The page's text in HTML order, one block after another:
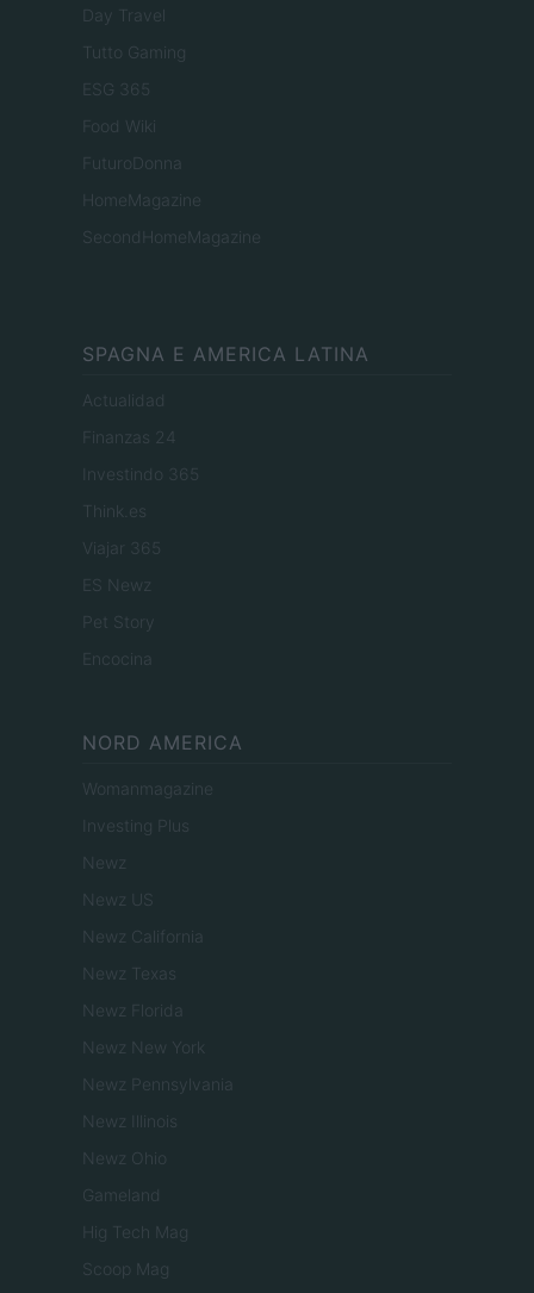
Day Travel
Tutto Gaming
ESG 365
Food Wiki
FuturoDonna
HomeMagazine
SecondHomeMagazine
SPAGNA E AMERICA LATINA
Actualidad
Finanzas 24
Investindo 365
Think.es
Viajar 365
ES Newz
Pet Story
Encocina
NORD AMERICA
Womanmagazine
Investing Plus
Newz
Newz US
Newz California
Newz Texas
Newz Florida
Newz New York
Newz Pennsylvania
Newz Illinois
Newz Ohio
Gameland
Hig Tech Mag
Scoop Mag